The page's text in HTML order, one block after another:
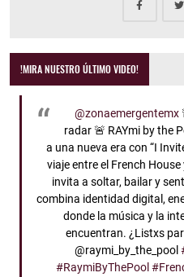
!MIRA NUESTRO ÚLTIMO VIDEO!
@zonaemergentemx
radar 🚨 RAYmi by the
a una nueva era con “I
viaje entre el French
invita a soltar, bailar y
combina identidad digital,
donde la música y la
encuentran. ¿Listxs
@raymi_by_the_pool
#RaymiByThePool